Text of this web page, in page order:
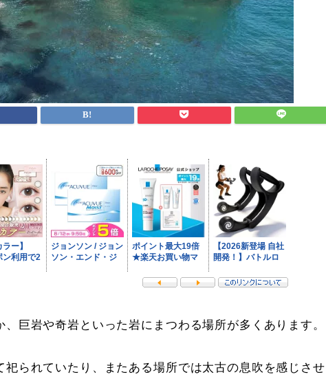
巨岩や奇岩といった岩にまつわる場所が多くあります。
られていたり、またある場所では太古の息吹を感じさせ